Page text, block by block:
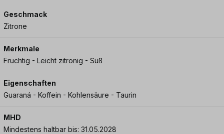
Geschmack
Zitrone
Merkmale
Fruchtig - Leicht zitronig - Süß
Eigenschaften
Guaraná - Koffein - Kohlensäure - Taurin
MHD
Mindestens haltbar bis: 31.05.2028